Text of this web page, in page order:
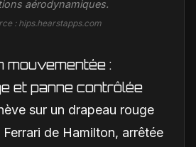
aérodynamiques.
: hips.hearstapps.com
mouvementée :
et panne contrôlée
sur un drapeau rouge
de Hamilton, arrêtée